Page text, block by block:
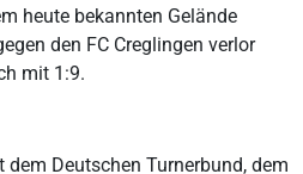
heute bekannten Gelände
den FC Creglingen verlor
mit 1:9.
Deutschen Turnerbund, dem